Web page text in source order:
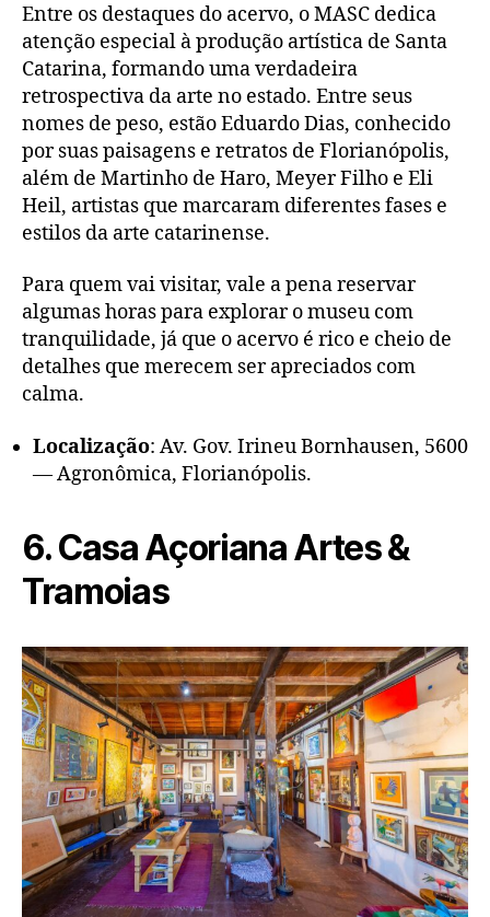
Entre os destaques do acervo, o MASC dedica
atenção especial à produção artística de Santa
Catarina, formando uma verdadeira
retrospectiva da arte no estado. Entre seus
nomes de peso, estão Eduardo Dias, conhecido
por suas paisagens e retratos de Florianópolis,
além de Martinho de Haro, Meyer Filho e Eli
Heil, artistas que marcaram diferentes fases e
estilos da arte catarinense.
Para quem vai visitar, vale a pena reservar
algumas horas para explorar o museu com
tranquilidade, já que o acervo é rico e cheio de
detalhes que merecem ser apreciados com
calma.
Localização: Av. Gov. Irineu Bornhausen, 5600
— Agronômica, Florianópolis.
6. Casa Açoriana Artes &
Tramoias